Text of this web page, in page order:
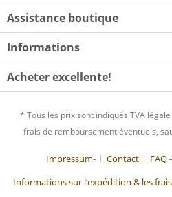
Assistance boutique
Informations
Acheter excellente!
* Tous les prix sont indiqués TVA
frais de remboursement éventuels,
Impressum- Contact
FAQ
Informations sur l’expédition & les